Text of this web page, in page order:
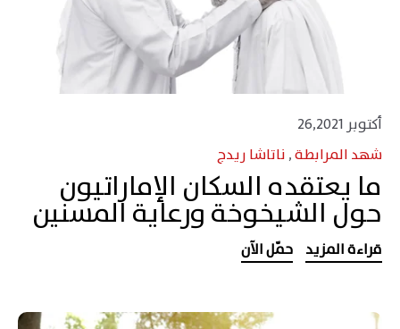
أكتوبر 26,2021
شهد المرابطة, ناتاشا ريدج
ما يعتقده السكان الإماراتيون
حول الشيخوخة ورعاية المسنين
قراءة المزيد حمّل الآن